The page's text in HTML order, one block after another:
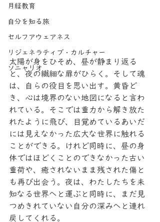
月経教育
自分を知る旅
セルフアウェアネス
リジェネラティブ・カルチャー
ソニャリオ
太陽が身をひそめ、昼が静まり返る
と、夜の繊細な扉がひらく。そして魂
は、自らの役目を思い出す。黄昏ど
き、心は境界のない地図になると言わ
れている。そこでは重力から解き放た
れたように飛び、目覚めているあいだ
には見えなかった広大な世界に触れる
ことができる。けれど同時に、昼の身
体ではほどくことのできなかった古い
重荷や、癒されないまま残された傷と
も再び出会う。夜は、わたしたちを未
知なる世界へと運ぶと同時に、まだ見
つめきれていない自分の深みへと連れ
戻してくれる。